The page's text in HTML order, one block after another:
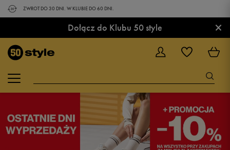
ZWROT DO 30 DNI. W KLUBIE DO 60 DNI.
Dołącz do Klubu 50 style ×